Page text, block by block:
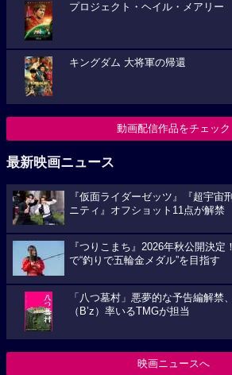
プロジェクト・ヘイル・メアリー
キングダム 大将軍の帰還
動画配信作品をチェック
最新映画ニュース
『仮面ライダーゼッツ』『超宇宙
ニティ』オフショット11点が解禁
『つりこまち』2026年秋公開決
で“釣りで五輪金メダル”を目指す
「八つ墓村」悪夢的な予告編解禁
（B’z）率いるTMGが担当
映画ニュースへ